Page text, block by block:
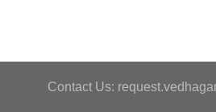
Contact Us: